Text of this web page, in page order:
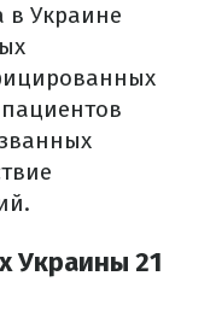
в Украине
Украины 21